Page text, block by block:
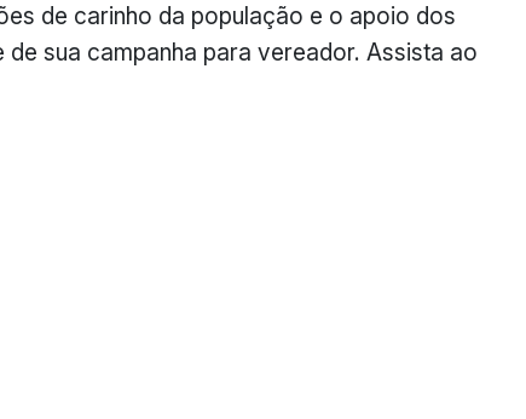
de carinho da população e o apoio dos
sua campanha para vereador. Assista ao